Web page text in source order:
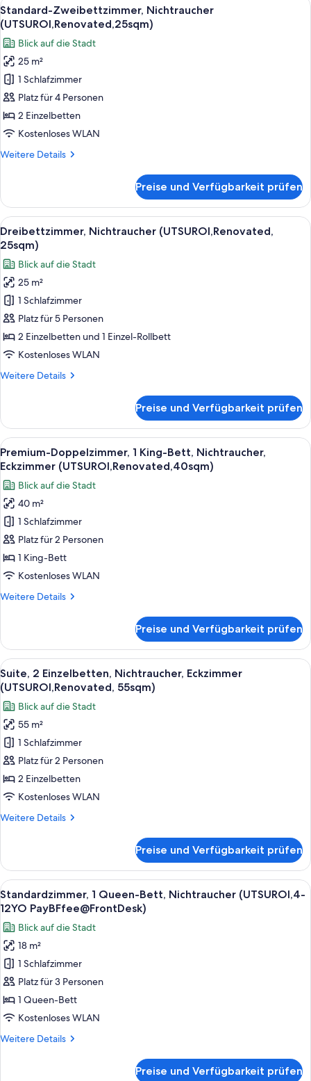
Bett,
Nichtraucher
(UTSUROI,
separate
bathroom,
28sqm)
Fotos
für
Standard-
Zweibettzimmer,
Nichtraucher
(UTSUROI,Renovated,25sqm)
anzeigen
6
Standard-Zweibettzimmer, Nichtraucher
(UTSUROI,Renovated,25sqm)
Blick auf die Stadt
25 m²
1 Schlafzimmer
Platz für 4 Personen
2 Einzelbetten
Kostenloses WLAN
Weitere Details
Weitere
Zweibettzimmer,
Nichtraucher
(UTSUROI,Renovated,25sqm)
Preise und Verfügbarkeit prüfen
Alle
Fotos
für
Dreibettzimmer,
Nichtraucher
(UTSUROI,Renovated,
25sqm)
anzeigen
Ein Hotelzimmer mit zwei Betten,
6
Dreibettzimmer, Nichtraucher (UTSUROI,Renovated,
25sqm)
Blick auf die Stadt
25 m²
1 Schlafzimmer
Platz für 5 Personen
2 Einzelbetten und 1 Einzel-Rollbett
Kostenloses WLAN
Weitere Details
Weitere
Nichtraucher
(UTSUROI,Renovated,
25sqm)
Preise und Verfügbarkeit prüfen
Alle
Fotos
für
Premium-
Doppelzimmer,
1 King-
Bett,
Nichtraucher,
Eckzimmer
anzeigen
Ein modernes Hotelzimmer mit
6
Premium-Doppelzimmer, 1 King-Bett, Nichtraucher,
Eckzimmer (UTSUROI,Renovated,40sqm)
Blick auf die Stadt
40 m²
1 Schlafzimmer
Platz für 2 Personen
1 King-Bett
Kostenloses WLAN
Weitere Details
Weitere
Doppelzimmer,
1 King-
Bett,
Nichtraucher,
Eckzimmer
(UTSUROI,Renovated,40sqm)
Preise und Verfügbarkeit prüfen
Alle
Fotos
für
Suite,
2 Einzelbetten,
Nichtraucher,
Eckzimmer
(UTSUROI,Renovated,
55sqm)
Ein modernes Wohnzimmer mit
6
Suite, 2 Einzelbetten, Nichtraucher, Eckzimmer
(UTSUROI,Renovated, 55sqm)
Blick auf die Stadt
55 m²
1 Schlafzimmer
Platz für 2 Personen
2 Einzelbetten
Kostenloses WLAN
Weitere Details
Weitere
2 Einzelbetten,
Nichtraucher,
Eckzimmer
(UTSUROI,Renovated,
Preise und Verfügbarkeit prüfen
Alle
Fotos
für
Standardzimmer,
1
Queen-
Bett,
Nichtraucher
(UTSUROI,4-
PayBFfee@FrontDesk)
Ein Hotelzimmer mit einem großen
6
Standardzimmer, 1 Queen-Bett, Nichtraucher (UTSUROI,4-
12YO PayBFfee@FrontDesk)
Blick auf die Stadt
18 m²
1 Schlafzimmer
Platz für 3 Personen
1 Queen-Bett
Kostenloses WLAN
Weitere Details
Weitere
Preise und Verfügbarkeit prüfen